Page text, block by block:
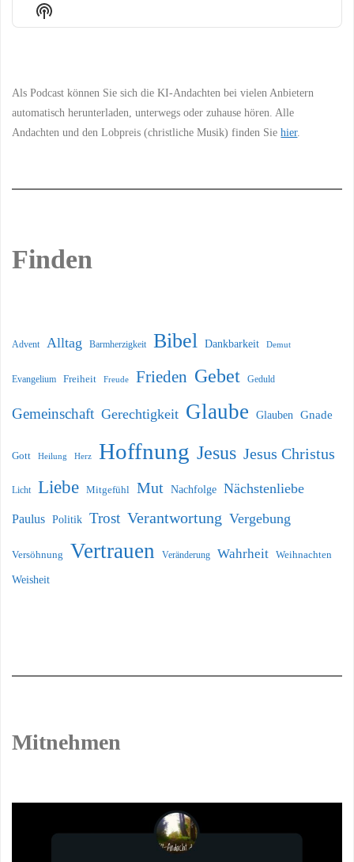
Show
Podcast
Als Podcast können Sie sich die KI-Andachten bei vielen Anbietern
automatisch herunterladen, unterwegs oder zuhause hören. Alle
Andachten und den Lobpreis (christliche Musik) finden Siehier.
Finden
Advent Alltag Barmherzigkeit Bibel Dankbarkeit Demut
Evangelium Freiheit Freude Frieden Gebet Geduld
Gemeinschaft Gerechtigkeit Glaube Glauben Gnade
Gott Heilung Herz Hoffnung Jesus Jesus Christus
Licht Liebe Mitgefühl Mut Nachfolge Nächstenliebe
Paulus Politik Trost Verantwortung Vergebung
Versöhnung Vertrauen Veränderung Wahrheit Weihnachten
Weisheit
Mitnehmen